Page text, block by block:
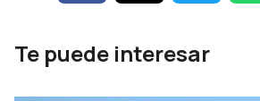
Te puede interesar